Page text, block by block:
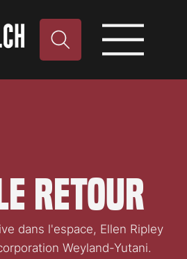
retour
dans l'espace, Ellen Ripley
Weyland-Yutani.